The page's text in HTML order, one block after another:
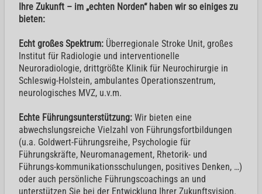
Ihre Zukunft – im „echten Norden“ haben wir so einiges zu
bieten:
Echt großes Spektrum: Überregionale Stroke Unit, großes
Institut für Radiologie und interventionelle
Neuroradiologie, drittgrößte Klinik für Neurochirurgie in
Schleswig-Holstein, ambulantes Operationszentrum,
neurologisches MVZ, u.v.m.
Echte Führungsunterstützung: Wir bieten eine
abwechslungsreiche Vielzahl von Führungsfortbildungen
(u.a. Goldwert-Führungsreihe, Psychologie für
Führungskräfte, Neuromanagement, Rhetorik- und
Führungs-kommunikationsschulungen, positives Denken, …)
oder auch persönliche Führungscoachings an und
unterstützen Sie bei der Entwicklung Ihrer Zukunftsvision.